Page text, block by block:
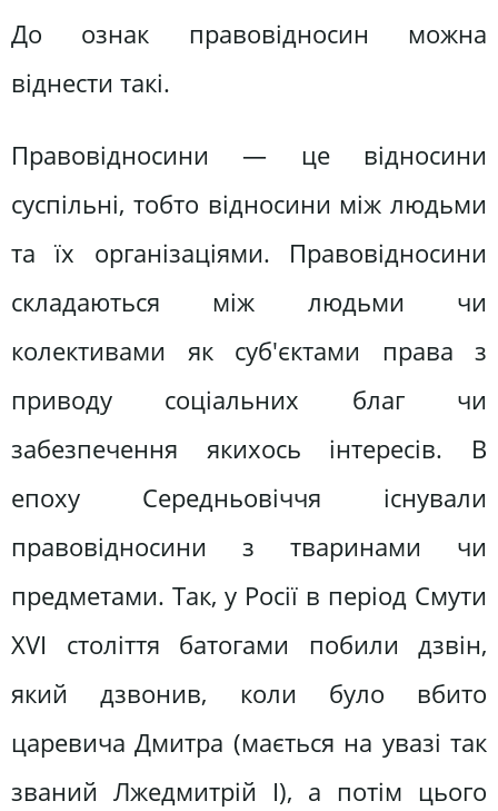
До ознак правовідносин можна
віднести такі.
Правовідносини — це відносини
суспільні, тобто відносини між людьми
та їх організаціями. Правовідносини
складаються між людьми чи
колективами як суб'єктами права з
приводу соціальних благ чи
забезпечення якихось інтересів. В
епоху Середньовіччя існували
правовідносини з тваринами чи
предметами. Так, у Росії в період Смути
XVI століття батогами побили дзвін,
який дзвонив, коли було вбито
царевича Дмитра (мається на увазі так
званий Лжедмитрій І), а потім цього